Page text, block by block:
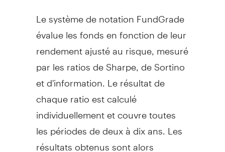
Le système de notation FundGrade
évalue les fonds en fonction de leur
rendement ajusté au risque, mesuré
par les ratios deSharpe, de Sortino
et d'information. Le résultat de
chaque ratio est calculé
individuellement et couvre toutes
les périodes de deux à dix ans. Les
résultats obtenus sont alors